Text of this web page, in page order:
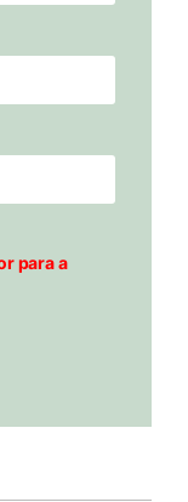
para a